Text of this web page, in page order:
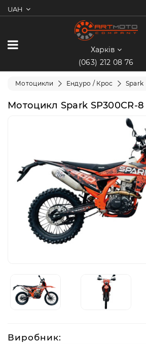
UAH
0
Категорії
Мотоцикли
Електротранспорт
Екіпіювання
Запчастини
Аксесуари
Харків
(063) 212 08 76
Мотоцикли Ендуро / Крос Spark
Мотоцикл Spark SP300CR-8
Виробник: